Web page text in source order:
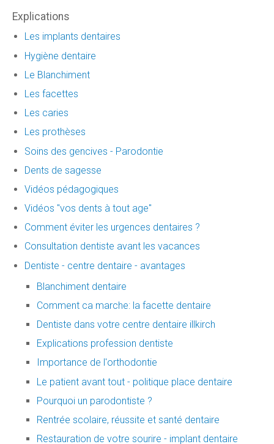
Explications
Les implants dentaires
Hygiène dentaire
Le Blanchiment
Les facettes
Les caries
Les prothèses
Soins des gencives - Parodontie
Dents de sagesse
Vidéos pédagogiques
Vidéos "vos dents à tout age"
Comment éviter les urgences dentaires ?
Consultation dentiste avant les vacances
Dentiste - centre dentaire - avantages
Blanchiment dentaire
Comment ca marche: la facette dentaire
Dentiste dans votre centre dentaire illkirch
Explications profession dentiste
Importance de l'orthodontie
Le patient avant tout - politique place dentaire
Pourquoi un parodontiste ?
Rentrée scolaire, réussite et santé dentaire
Restauration de votre sourire - implant dentaire